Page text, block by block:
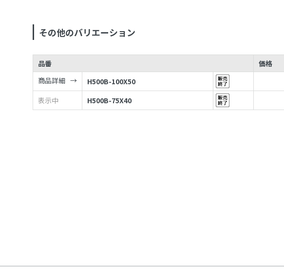
その他のバリエーション
品番 価格
商品詳細
H500B-100X50
表示中
H500B-75X40